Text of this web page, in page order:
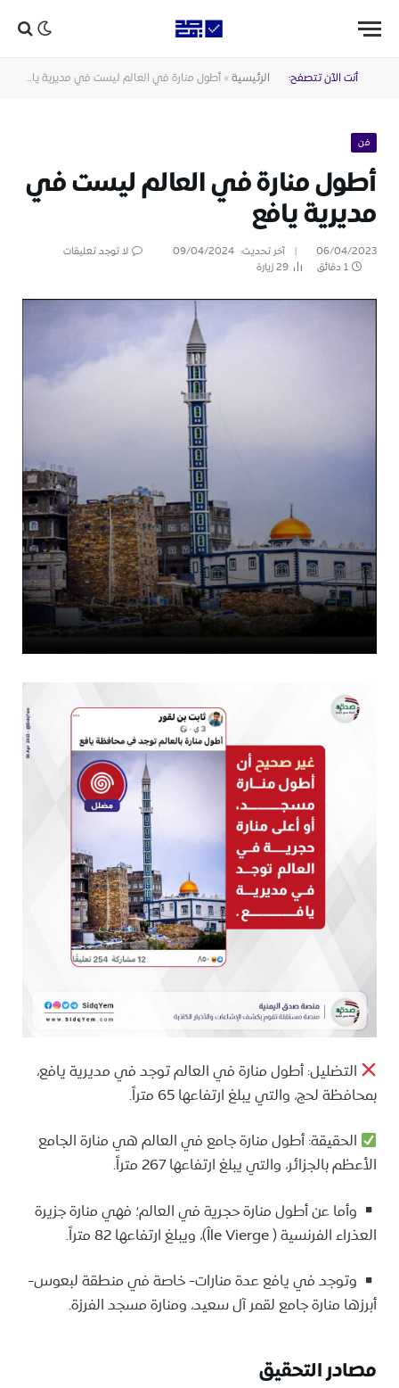
أنت الآن تتصفح: الرئيسية » أطول منارة في العالم ليست في مديرية يافع
فن
أطول منارة في العالم ليست في
مديرية يافع
06/04/2023 آخر تحديث: 09/04/2024
لا توجد تعليقات
1 دقائق
29زيارة
التضليل: أطول منارة في العالم توجد في مديرية يافع،
بمحافظة لحج، والتي يبلغ ارتفاعها 65 متراً.
الحقيقة: أطول منارة جامع في العالم هي منارة الجامع
الأعظم بالجزائر، والتي يبلغ ارتفاعها 267 متراً.
وأما عن أطول منارة حجرية في العالم؛ فهي منارة جزيرة
العذراء الفرنسية ( Île Vierge)، ويبلغ ارتفاعها 82 متراً.
وتوجد في يافع عدة منارات- خاصة في منطقة لبعوس-
أبرزها منارة جامع لقمر آل سعيد، ومنارة مسجد الفرزة.
مصادر التحقيق